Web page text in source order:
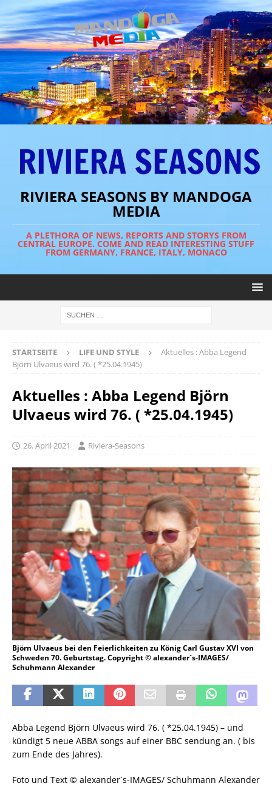
RIVIERA SEASONS BY MANDOGA
MEDIA
A PLETHORA OF NEWS, REPORTS AND STORYS FROM
CENTRAL EUROPE. COME AND READ INTERESTING STUFF
FROM GERMANY, FRANCE, ITALY, MONACO
STARTSEITE LIFE UND STYLE
Aktuelles : Abba Legend
Björn Ulvaeus wird 76. ( *25.04.1945)
Aktuelles : Abba Legend Björn
Ulvaeus wird 76. ( *25.04.1945)
26. April 2021 Riviera-Seasons
Björn Ulvaeus bei den Feierlichkeiten zu König Carl Gustav XVI von
Schweden 70. Geburtstag. Copyright © alexander´s-IMAGES/
Schuhmann Alexander
Abba Legend Björn Ulvaeus wird 76. ( *25.04.1945) – und
kündigt 5 neue ABBA songs auf einer BBC sendung an. ( bis
zum Ende des Jahres).
Foto und Text © alexander´s-IMAGES/ Schuhmann Alexander